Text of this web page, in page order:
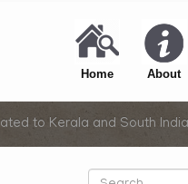
Home About
to Kerala and South
Search